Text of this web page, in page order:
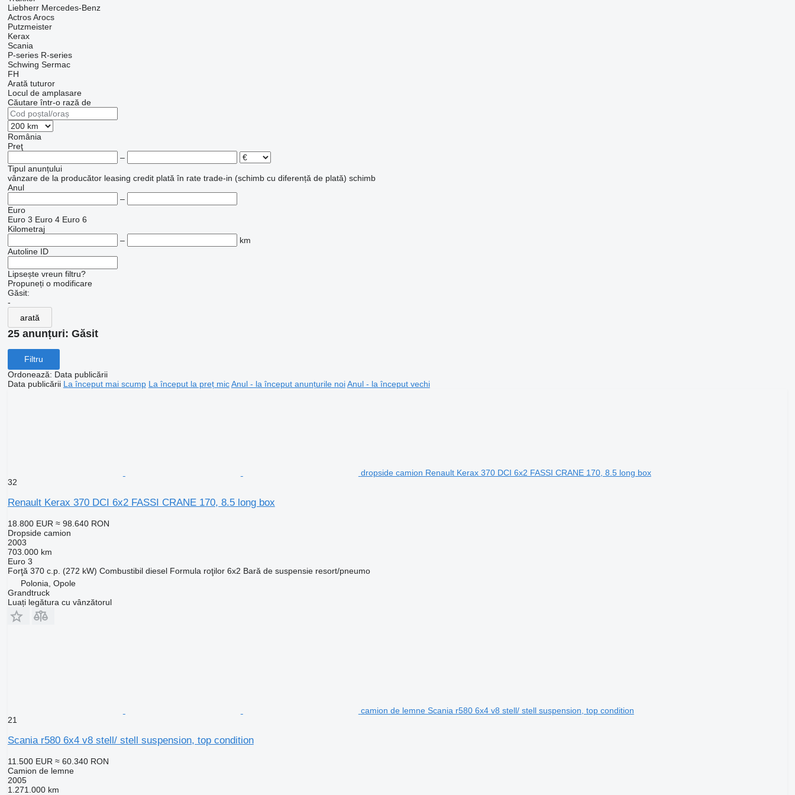
Liebherr Mercedes-Benz
Actros Arocs
Putzmeister
Kerax
Scania
P-series R-series
Schwing Sermac
FH
Arată tuturor
Locul de amplasare
Căutare într-o rază de
România
Preţ
–
Tipul anunțului
vânzare de la producător leasing credit plată în rate trade-in (schimb cu diferență de plată) schimb
Anul
–
Euro
Euro 3 Euro 4 Euro 6
Kilometraj
–
km
Autoline ID
Lipsește vreun filtru?
Propuneți o modificare
Găsit:
-
arată
25 anunțuri: Găsit
Filtru
Ordonează: Data publicării
Data publicării La început mai scump La început la preț mic Anul - la început anunțurile noi Anul - la început vechi
dropside camion Renault Kerax 370 DCI 6x2 FASSI CRANE 170, 8.5 long box
32
Renault Kerax 370 DCI 6x2 FASSI CRANE 170, 8.5 long box
18.800 EUR ≈ 98.640 RON
Dropside camion
2003
703.000 km
Euro 3
Forţă 370 c.p. (272 kW) Combustibil diesel Formula roţilor 6x2 Bară de suspensie resort/pneumo
Polonia, Opole
Grandtruck
Luați legătura cu vânzătorul
camion de lemne Scania r580 6x4 v8 stell/ stell suspension, top condition
21
Scania r580 6x4 v8 stell/ stell suspension, top condition
11.500 EUR ≈ 60.340 RON
Camion de lemne
2005
1.271.000 km